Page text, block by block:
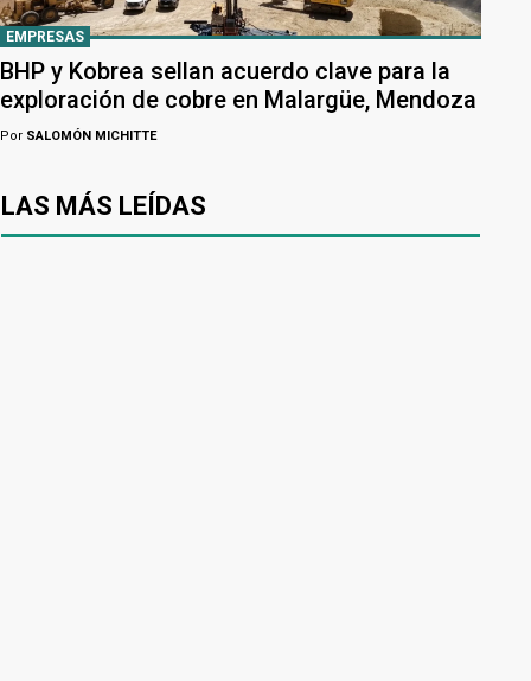
EMPRESAS
BHP y Kobrea sellan acuerdo clave para la
exploración de cobre en Malargüe, Mendoza
Por SALOMÓN MICHITTE
LAS MÁS LEÍDAS